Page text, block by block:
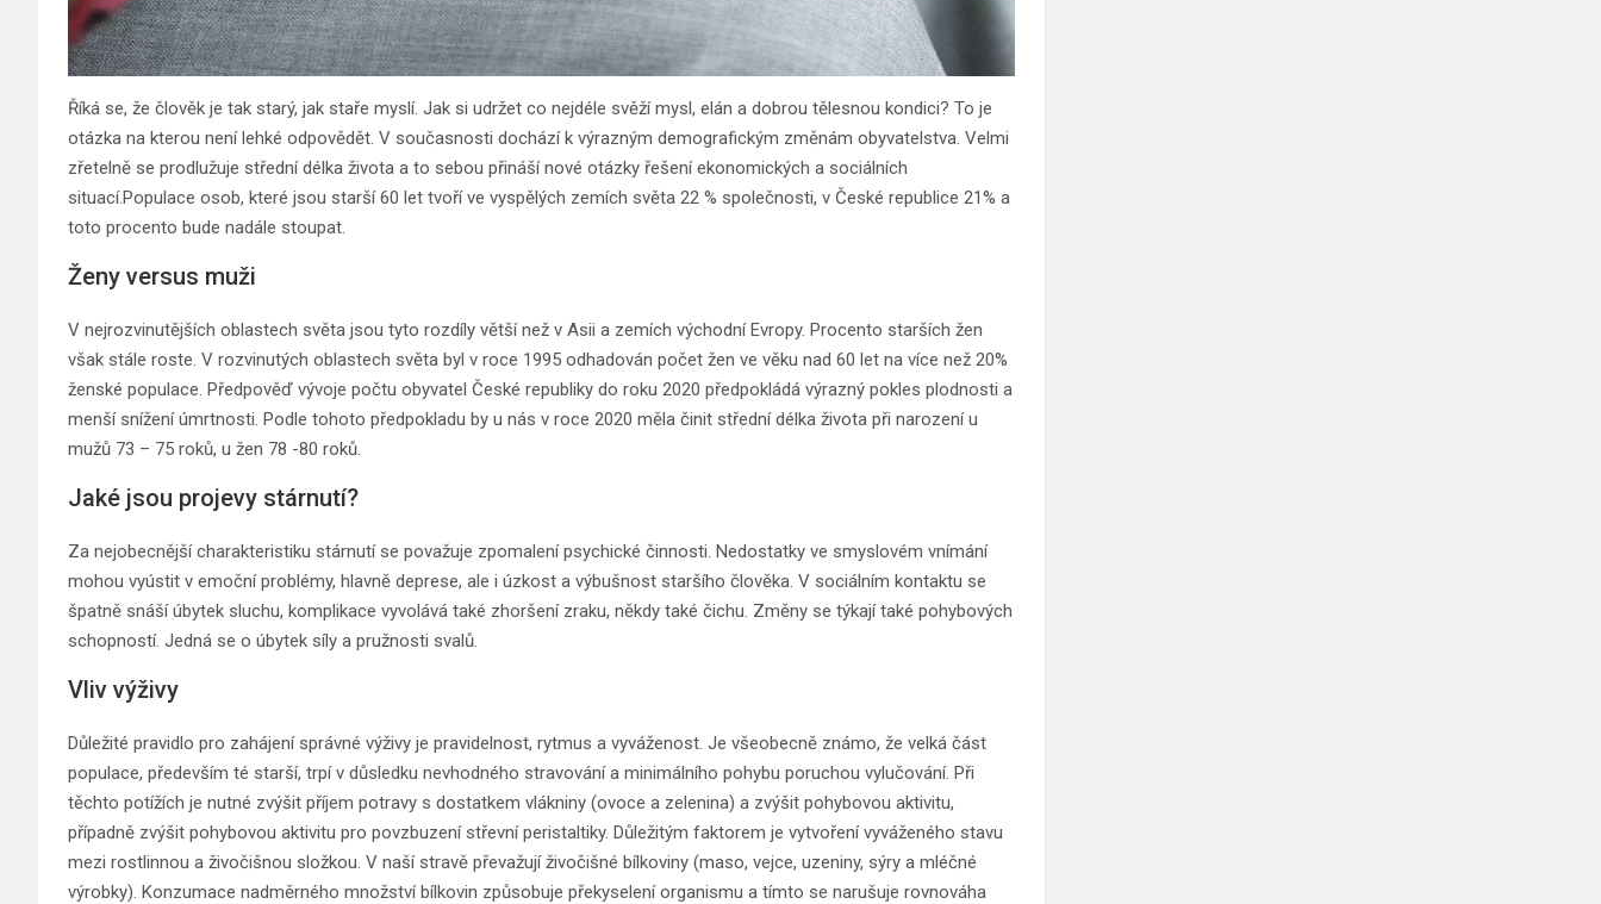
Říká se, že člověk je tak starý, jak staře myslí. Jak si udržet co nejdéle svěží mysl, elán a dobrou tělesnou kondici? To je
otázka na kterou není lehké odpovědět. V současnosti dochází k výrazným demografickým změnám obyvatelstva. Velmi
zřetelně se prodlužuje střední délka života a to sebou přináší nové otázky řešení ekonomických a sociálních
situací.Populace osob, které jsou starší 60 let tvoří ve vyspělých zemích světa 22 % společnosti, v České republice 21% a
toto procento bude nadále stoupat.
Ženy versus muži
V nejrozvinutějších oblastech světa jsou tyto rozdíly větší než v Asii a zemích východní Evropy. Procento starších žen
však stále roste. V rozvinutých oblastech světa byl v roce 1995 odhadován počet žen ve věku nad 60 let na více než 20%
ženské populace. Předpověď vývoje počtu obyvatel České republiky do roku 2020 předpokládá výrazný pokles plodnosti a
menší snížení úmrtnosti. Podle tohoto předpokladu by u nás v roce 2020 měla činit střední délka života při narození u
mužů 73 – 75 roků, u žen 78 -80 roků.
Jaké jsou projevy stárnutí?
Za nejobecnější charakteristiku stárnutí se považuje zpomalení psychické činnosti. Nedostatky ve smyslovém vnímání
mohou vyústit v emoční problémy, hlavně deprese, ale i úzkost a výbušnost staršího člověka. V sociálním kontaktu se
špatně snáší úbytek sluchu, komplikace vyvolává také zhoršení zraku, někdy také čichu. Změny se týkají také pohybových
schopností. Jedná se o úbytek síly a pružnosti svalů.
Vliv výživy
Důležité pravidlo pro zahájení správné výživy je pravidelnost, rytmus a vyváženost. Je všeobecně známo, že velká část
populace, především té starší, trpí v důsledku nevhodného stravování a minimálního pohybu poruchou vylučování. Při
těchto potížích je nutné zvýšit příjem potravy s dostatkem vlákniny (ovoce a zelenina) a zvýšit pohybovou aktivitu,
případně zvýšit pohybovou aktivitu pro povzbuzení střevní peristaltiky. Důležitým faktorem je vytvoření vyváženého stavu
mezi rostlinnou a živočišnou složkou. V naší stravě převažují živočišné bílkoviny (maso, vejce, uzeniny, sýry a mléčné
výrobky). Konzumace nadměrného množství bílkovin způsobuje překyselení organismu a tímto se narušuje rovnováha